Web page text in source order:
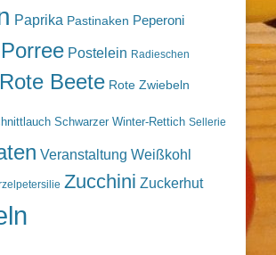
Paprika Pastinaken Peperoni
Porree Postelein Radieschen
Rote Beete Rote Zwiebeln
Schwarzer Winter-Rettich Sellerie
Veranstaltung Weißkohl
Zucchini Zuckerhut